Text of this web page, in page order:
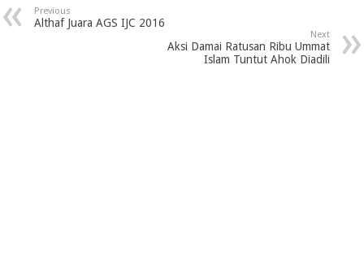
Previous
Althaf Juara AGS IJC 2016
Next
Aksi Damai Ratusan Ribu Ummat
Islam Tuntut Ahok Diadili